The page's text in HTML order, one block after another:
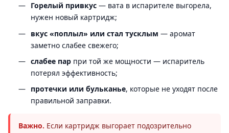
Горелый привкус — вата в испарителе выгорела,
нужен новый картридж;
вкус «поплыл» или стал тусклым — аромат
заметно слабее свежего;
слабее пар при той же мощности — испаритель
потерял эффективность;
протечки или бульканье, которые не уходят после
правильной заправки.
Важно. Если картридж выгорает подозрительно